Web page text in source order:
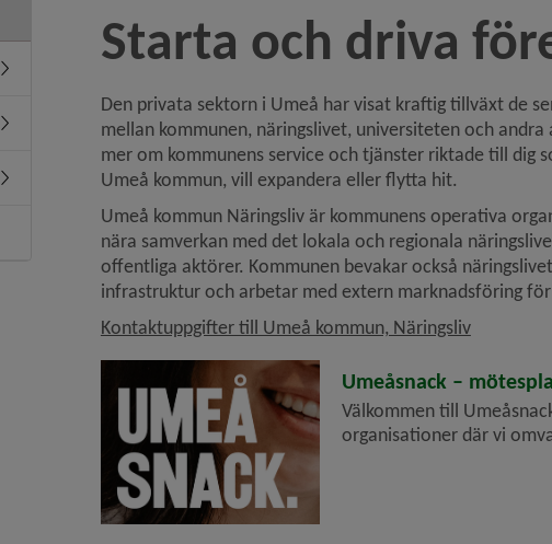
Undermeny för Mark och lokaler
Undermeny för Tillstånd, regler och tillsyn
Undermeny för Upphandling och inköp
Starta och driva
Den privata sektorn i Umeå har visat kraftig tillväxt de
mellan kommunen, näringslivet, universiteten och
mer om kommunens service och tjänster riktade till dig
Umeå kommun, vill expandera eller flytta hit.
Umeå kommun Näringsliv är kommunens operativa
nära samverkan med det lokala och regionala
offentliga aktörer. Kommunen bevakar också
infrastruktur och arbetar med extern marknadsföring
Kontaktuppgifter till Umeå kommun, Näringsliv
2026-03-03
Umeåsnack –
Välkommen till
organisationer där vi